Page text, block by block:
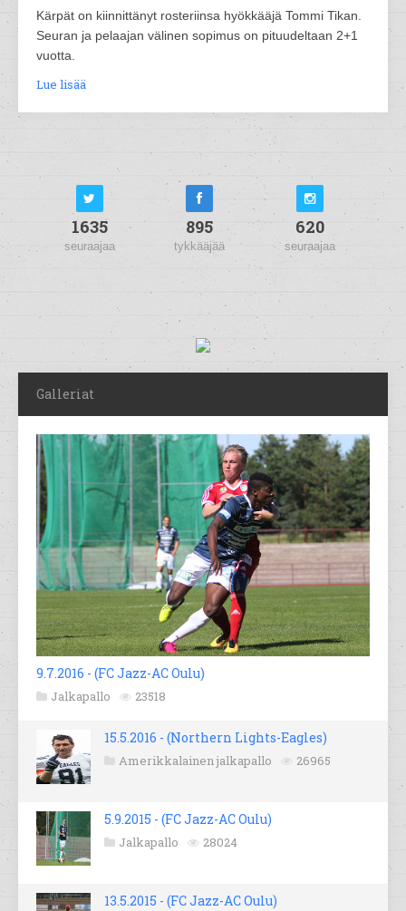
Kärpät on kiinnittänyt rosteriinsa hyökkääjä Tommi Tikan.
Seuran ja pelaajan välinen sopimus on pituudeltaan 2+1
vuotta.
Lue lisää
1635
seuraajaa
895
tykkääjää
620
seuraajaa
Galleriat
9.7.2016 - (FC Jazz-AC Oulu)
Jalkapallo 23518
15.5.2016 - (Northern Lights-Eagles)
Amerikkalainen jalkapallo 26965
5.9.2015 - (FC Jazz-AC Oulu)
Jalkapallo 28024
13.5.2015 - (FC Jazz-AC Oulu)